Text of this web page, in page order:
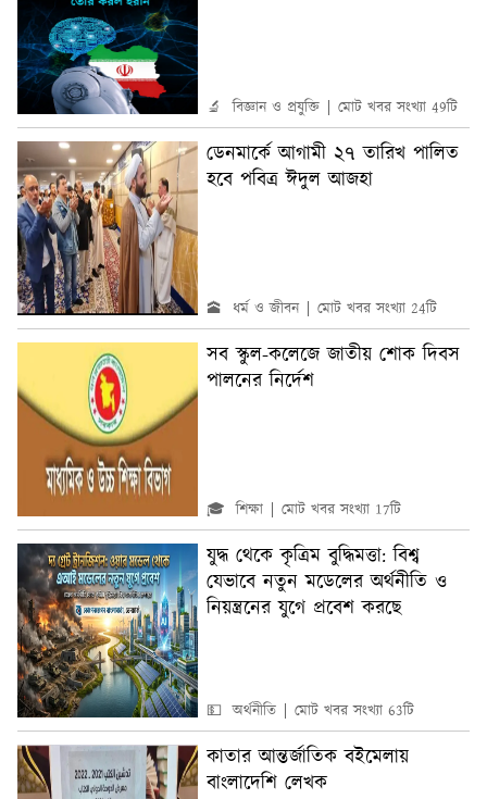
🔬 বিজ্ঞান ও প্রযুক্তি মোট খবর সংখ্যা 49টি
ডেনমার্কে আগামী ২৭ তারিখ পালিত
হবে পবিত্র ঈদুল আজহা
🕋 ধর্ম ও জীবন মোট খবর সংখ্যা 24টি
সব স্কুল-কলেজে জাতীয় শোক দিবস
পালনের নির্দেশ
🎓 শিক্ষা মোট খবর সংখ্যা 17টি
যুদ্ধ থেকে কৃত্রিম বুদ্ধিমত্তা: বিশ্ব
যেভাবে নতুন মডেলের অর্থনীতি ও
নিয়ন্ত্রনের যুগে প্রবেশ করছে
💵 অর্থনীতি মোট খবর সংখ্যা 63টি
কাতার আন্তর্জাতিক বইমেলায়
বাংলাদেশি লেখক